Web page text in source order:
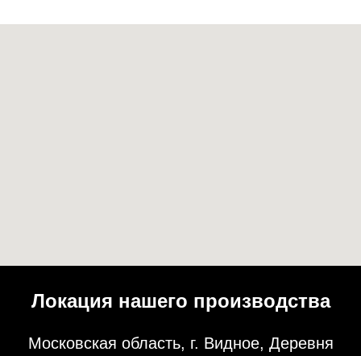
Локация нашего производства
Московская область, г. Видное, Деревня